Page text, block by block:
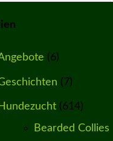
(6)
(7)
Hundezucht (614)
Bearded Collies